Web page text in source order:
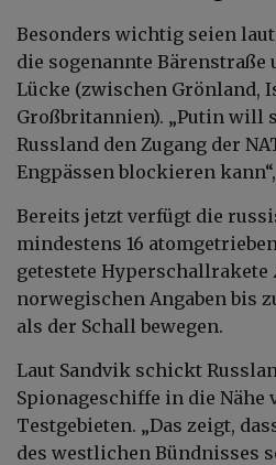
Besonders wichtig seien
die sogenannte Bärenstraße
Lücke (zwischen Grönland,
Großbritannien). „Putin will
Russland den Zugang der
Engpässen blockieren
Bereits jetzt verfügt die
mindestens 16
getestete Hyperschallrakete
norwegischen Angaben bis
als der Schall bewegen.
Laut Sandvik schickt
Spionageschiffe in die Nähe
Testgebieten. „Das zeigt,
des westlichen Bündnisses